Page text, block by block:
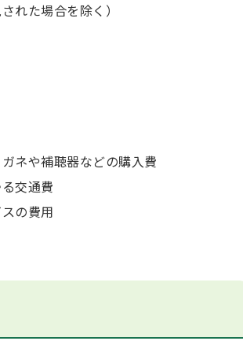
れた場合を除く）
ネや補聴器などの購入費
交通費
の費用